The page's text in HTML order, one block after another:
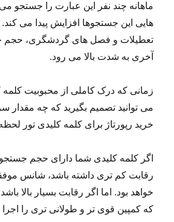
ماهانه چند نفر این عبارت را جستجو
هایی این جستجوها افزایش پیدا می کند.
تعطیلات و فصل های گردشگری، حجم
آخری به شدت بالا می رود.
زمانی که درک کاملی از محبوبیت کلمه
می توانید تصمیم بگیرید که چه مقدار
خرید رپورتاژ برای کلمه کلیدی تور
اگر کلمه کلیدی شما دارای حجم
رقابت کم تری داشته باشد، شانس
خواهد بود. اما اگر رقابت بسیار بالا
که کمپین قوی تر و طولانی تری را اجرا